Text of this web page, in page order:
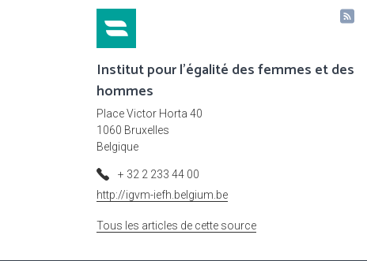
Institut pour l'égalité des femmes et des
hommes
Place Victor Horta 40
1060 Bruxelles
Belgique
+ 32 2 233 44 00
http://igvm-iefh.belgium.be
Tous les articles de cette source